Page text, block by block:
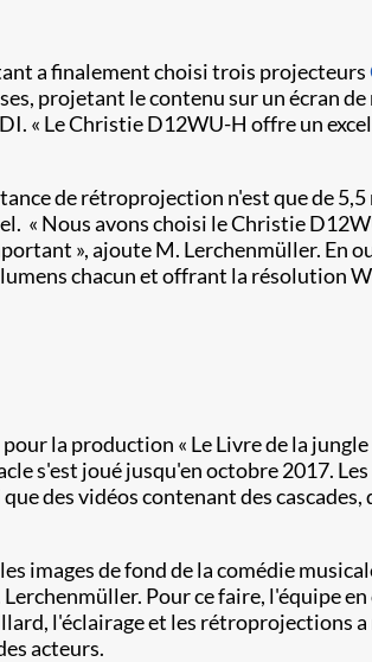
a finalement choisi trois projecteurs
projetant le contenu sur un écran
« Le Christie D12WU-H offre un
de rétroprojection n'est que de
« Nous avons choisi le Christie
», ajoute M. Lerchenmüller.
chacun et offrant la résolution
la production « Le Livre de la
s'est joué jusqu'en octobre 2017.
des vidéos contenant des
images de fond de la comédie
Pour ce faire, l'équipe
l'éclairage et les rétroprojections
acteurs.